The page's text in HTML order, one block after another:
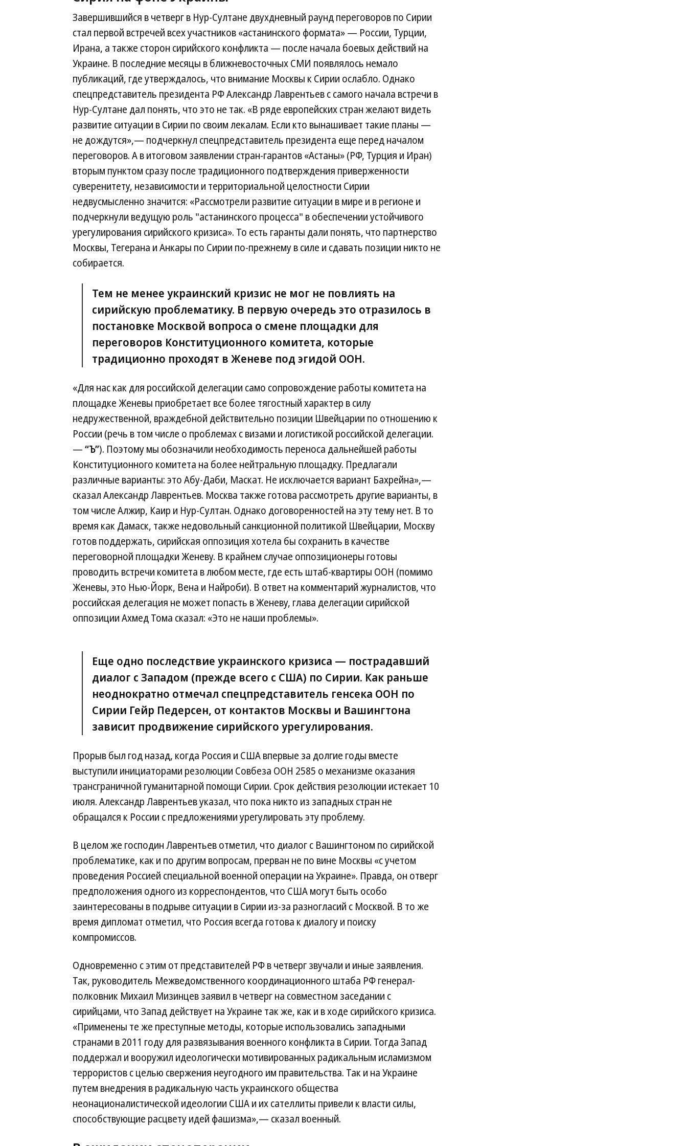
Завершившийся в четверг в Нур-Султане двухдневный раунд переговоров по Сирии
стал первой встречей всех участников «астанинского формата» — России, Турции,
Ирана, а также сторон сирийского конфликта — после начала боевых действий на
Украине. В последние месяцы в ближневосточных СМИ появлялось немало
публикаций, где утверждалось, что внимание Москвы к Сирии ослабло. Однако
спецпредставитель президента РФ Александр Лаврентьев с самого начала встречи в
Нур-Султане дал понять, что это не так. «В ряде европейских стран желают видеть
развитие ситуации в Сирии по своим лекалам. Если кто вынашивает такие планы —
не дождутся»,— подчеркнул спецпредставитель президента еще перед началом
переговоров. А в итоговом заявлении стран-гарантов «Астаны» (РФ, Турция и Иран)
вторым пунктом сразу после традиционного подтверждения приверженности
суверенитету, независимости и территориальной целостности Сирии
недвусмысленно значится: «Рассмотрели развитие ситуации в мире и в регионе и
подчеркнули ведущую роль "астанинского процесса" в обеспечении устойчивого
урегулирования сирийского кризиса». То есть гаранты дали понять, что партнерство
Москвы, Тегерана и Анкары по Сирии по-прежнему в силе и сдавать позиции никто не
собирается.
Тем не менее украинский кризис не мог не повлиять на
сирийскую проблематику. В первую очередь это отразилось в
постановке Москвой вопроса о смене площадки для
переговоров Конституционного комитета, которые
традиционно проходят в Женеве под эгидой ООН.
«Для нас как для российской делегации само сопровождение работы комитета на
площадке Женевы приобретает все более тягостный характер в силу
недружественной, враждебной действительно позиции Швейцарии по отношению к
России (речь в том числе о проблемах с визами и логистикой российской делегации.
—“Ъ”). Поэтому мы обозначили необходимость переноса дальнейшей работы
Конституционного комитета на более нейтральную площадку. Предлагали
различные варианты: это Абу-Даби, Маскат. Не исключается вариант Бахрейна»,—
сказал Александр Лаврентьев. Москва также готова рассмотреть другие варианты, в
том числе Алжир, Каир и Нур-Султан. Однако договоренностей на эту тему нет. В то
время как Дамаск, также недовольный санкционной политикой Швейцарии, Москву
готов поддержать, сирийская оппозиция хотела бы сохранить в качестве
переговорной площадки Женеву. В крайнем случае оппозиционеры готовы
проводить встречи комитета в любом месте, где есть штаб-квартиры ООН (помимо
Женевы, это Нью-Йорк, Вена и Найроби). В ответ на комментарий журналистов, что
российская делегация не может попасть в Женеву, глава делегации сирийской
оппозиции Ахмед Тома сказал: «Это не наши проблемы».
Еще одно последствие украинского кризиса — пострадавший
диалог с Западом (прежде всего с США) по Сирии. Как раньше
неоднократно отмечал спецпредставитель генсека ООН по
Сирии Гейр Педерсен, от контактов Москвы и Вашингтона
зависит продвижение сирийского урегулирования.
Прорыв был год назад, когда Россия и США впервые за долгие годы вместе
выступили инициаторами резолюции Совбеза ООН 2585 о механизме оказания
трансграничной гуманитарной помощи Сирии. Срок действия резолюции истекает 10
июля. Александр Лаврентьев указал, что пока никто из западных стран не
обращался к России с предложениями урегулировать эту проблему.
В целом же господин Лаврентьев отметил, что диалог с Вашингтоном по сирийской
проблематике, как и по другим вопросам, прерван не по вине Москвы «с учетом
проведения Россией специальной военной операции на Украине». Правда, он отверг
предположения одного из корреспондентов, что США могут быть особо
заинтересованы в подрыве ситуации в Сирии из-за разногласий с Москвой. В то же
время дипломат отметил, что Россия всегда готова к диалогу и поиску
компромиссов.
Одновременно с этим от представителей РФ в четверг звучали и иные заявления.
Так, руководитель Межведомственного координационного штаба РФ генерал-
полковник Михаил Мизинцев заявил в четверг на совместном заседании с
сирийцами, что Запад действует на Украине так же, как и в ходе сирийского кризиса.
«Применены те же преступные методы, которые использовались западными
странами в 2011 году для развязывания военного конфликта в Сирии. Тогда Запад
поддержал и вооружил идеологически мотивированных радикальным исламизмом
террористов с целью свержения неугодного им правительства. Так и на Украине
путем внедрения в радикальную часть украинского общества
неонационалистической идеологии США и их сателлиты привели к власти силы,
способствующие расцвету идей фашизма»,— сказал военный.